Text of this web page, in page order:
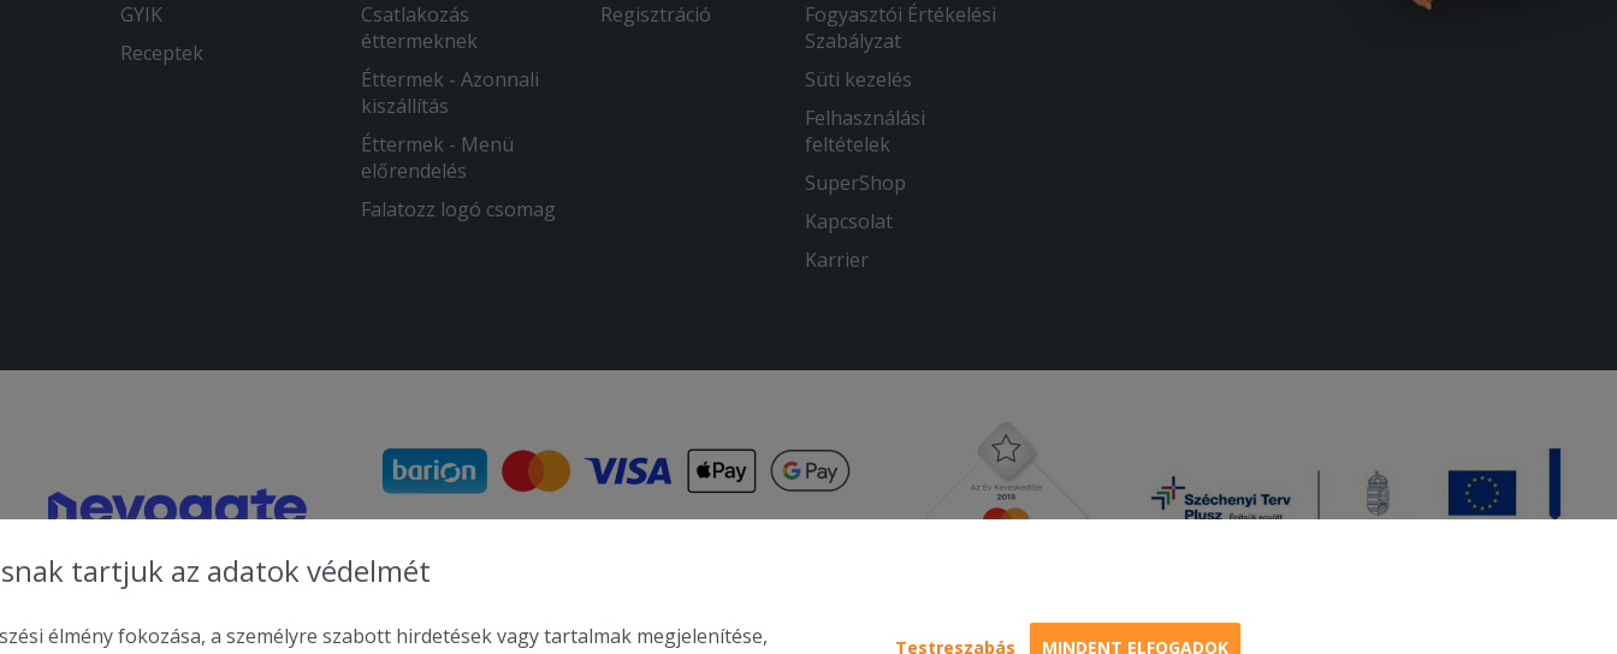
GYIK
Receptek
Csatlakozás
éttermeknek
Éttermek - Azonnali
kiszállítás
Éttermek - Menü
előrendelés
Falatozz logó csomag
Regisztráció
Fogyasztói Értékelési
Szabályzat
Süti kezelés
Felhasználási
feltételek
SuperShop
Kapcsolat
Karrier
tartjuk az adatok védelmét
élmény fokozása, a személyre szabott hirdetések vagy tartalmak megjelenítése,
Testreszabás MINDENT ELFOGADOK